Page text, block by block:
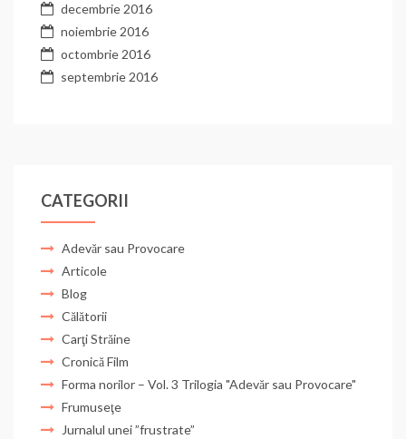
decembrie 2016
noiembrie 2016
octombrie 2016
septembrie 2016
CATEGORII
Adevăr sau Provocare
Articole
Blog
Călătorii
Carţi Străine
Cronică Film
Forma norilor – Vol. 3 Trilogia "Adevăr sau Provocare"
Frumuseţe
Jurnalul unei ”frustrate”